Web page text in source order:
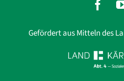
Gefördert aus Mitteln des